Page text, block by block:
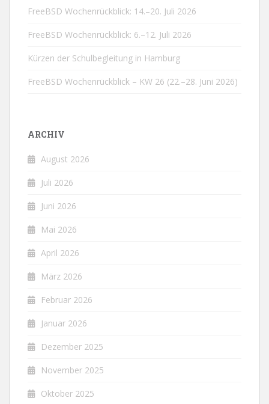
FreeBSD Wochenrückblick: 14.–20. Juli 2026
FreeBSD Wochenrückblick: 6.–12. Juli 2026
Kürzen der Schulbegleitung in Hamburg
FreeBSD Wochenrückblick – KW 26 (22.–28. Juni 2026)
ARCHIV
August 2026
Juli 2026
Juni 2026
Mai 2026
April 2026
März 2026
Februar 2026
Januar 2026
Dezember 2025
November 2025
Oktober 2025